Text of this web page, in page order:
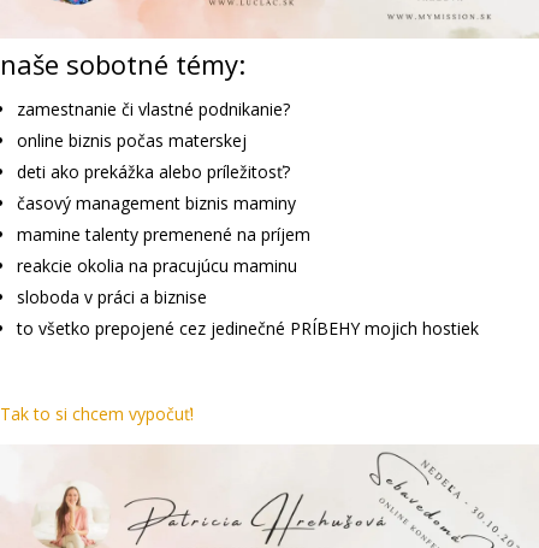
naše sobotné témy:
zamestnanie či vlastné podnikanie?
online biznis počas materskej
deti ako prekážka alebo príležitosť?
časový management biznis maminy
mamine talenty premenené na príjem
reakcie okolia na pracujúcu maminu
sloboda v práci a biznise
to všetko prepojené cez jedinečné PRÍBEHY mojich hostiek
Tak to si chcem vypočuť!